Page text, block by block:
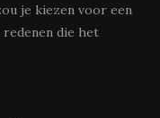
je kiezen voor een
die het